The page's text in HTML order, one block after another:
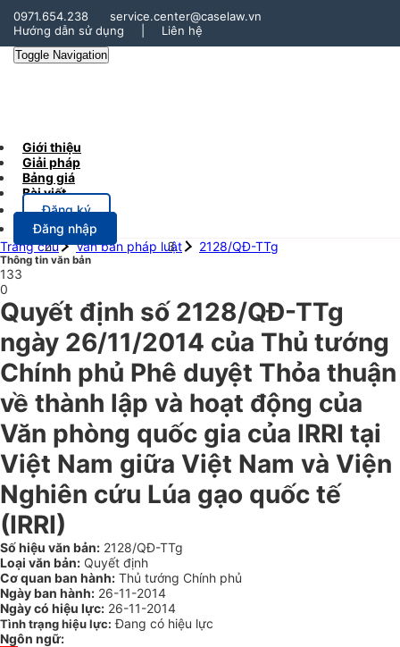
0971.654.238
service.center@caselaw.vn
Hướng dẫn sử dụng
Liên hệ
Toggle Navigation
Giới thiệu
Giải pháp
Bảng giá
Bài viết
Đăng ký
Đăng nhập
Trang chủ
Văn bản pháp luật 2128/QĐ-TTg
Thông tin văn bản
133
0
Quyết định số 2128/QĐ-TTg
ngày 26/11/2014 của Thủ tướng
Chính phủ Phê duyệt Thỏa thuận
về thành lập và hoạt động của
Văn phòng quốc gia của IRRI tại
Việt Nam giữa Việt Nam và Viện
Nghiên cứu Lúa gạo quốc tế
(IRRI)
Số hiệu văn bản: 2128/QĐ-TTg
Loại văn bản: Quyết định
Cơ quan ban hành: Thủ tướng Chính phủ
Ngày ban hành: 26-11-2014
Ngày có hiệu lực: 26-11-2014
Tình trạng hiệu lực: Đang có hiệu lực
Ngôn ngữ: